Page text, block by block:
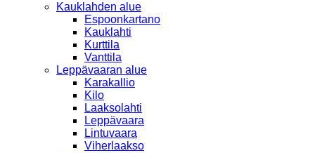
Kauklahden alue
Espoonkartano
Kauklahti
Kurttila
Vanttila
Leppävaaran alue
Karakallio
Kilo
Laaksolahti
Leppävaara
Lintuvaara
Viherlaakso